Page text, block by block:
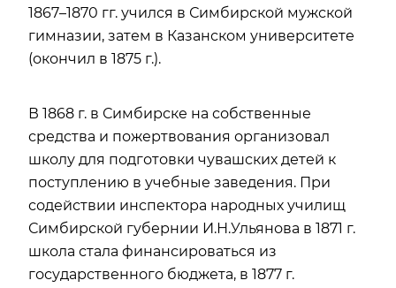
1867–1870 гг. учился в Симбирской мужской
гимназии, затем в Казанском университете
(окончил в 1875 г.).
В 1868 г. в Симбирске на собственные
средства и пожертвования организовал
школу для подготовки чувашских детей к
поступлению в учебные заведения. При
содействии инспектора народных училищ
Симбирской губернии И.Н.Ульянова в 1871 г.
школа стала финансироваться из
государственного бюджета, в 1877 г.